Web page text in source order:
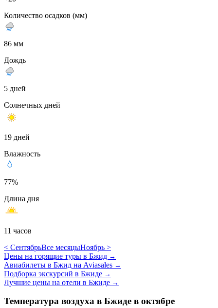
Количество осадков (мм)
86 мм
Дождь
5 дней
Солнечных дней
19 дней
Влажность
77%
Длина дня
11 часов
< СентябрьВсе месяцыНоябрь >
Цены на горящие туры в Бжид →
Авиабилеты в Бжид на Aviasales →
Подборка экскурсий в Бжиде →
Лучшие цены на отели в Бжиде →
Температура воздуха в Бжиде в октябре